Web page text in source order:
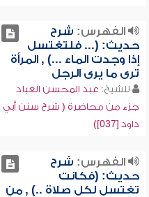
الفهرس: شرح
حديث: (... فلتغتسل
إذا وجدت الماء ...) , المرأة
ترى ما يرى الرجل
للشيخ: عبد المحسن العباد
جزء من محاضرة ( شرح سنن أبي
داود [037])
الفهرس: شرح
حديث: (فكانت
تغتسل لكل صلاة ..) , من